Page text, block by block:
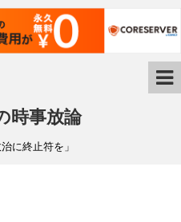
時事放論
に終止符を」